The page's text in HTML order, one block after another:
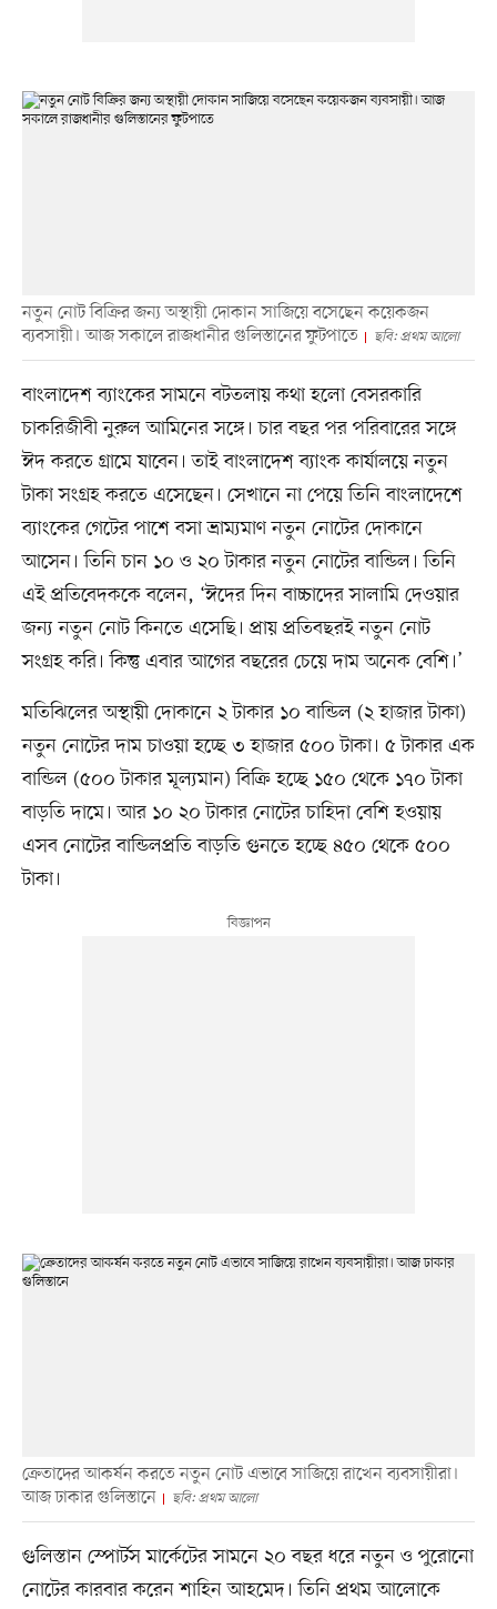
নতুন নোট বিক্রির জন্য অস্থায়ী দোকান সাজিয়ে বসেছেন কয়েকজন
ব্যবসায়ী। আজ সকালে রাজধানীর গুলিস্তানের ফুটপাতে
ছবি: প্রথম আলো
বাংলাদেশ ব্যাংকের সামনে বটতলায় কথা হলো বেসরকারি
চাকরিজীবী নুরুল আমিনের সঙ্গে। চার বছর পর পরিবারের সঙ্গে
ঈদ করতে গ্রামে যাবেন। তাই বাংলাদেশ ব্যাংক কার্যালয়ে নতুন
টাকা সংগ্রহ করতে এসেছেন। সেখানে না পেয়ে তিনি বাংলাদেশে
ব্যাংকের গেটের পাশে বসা ভ্রাম্যমাণ নতুন নোটের দোকানে
আসেন। তিনি চান ১০ ও ২০ টাকার নতুন নোটের বান্ডিল। তিনি
এই প্রতিবেদককে বলেন, ‘ঈদের দিন বাচ্চাদের সালামি দেওয়ার
জন্য নতুন নোট কিনতে এসেছি। প্রায় প্রতিবছরই নতুন নোট
সংগ্রহ করি। কিন্তু এবার আগের বছরের চেয়ে দাম অনেক বেশি।’
মতিঝিলের অস্থায়ী দোকানে ২ টাকার ১০ বান্ডিল (২ হাজার টাকা)
নতুন নোটের দাম চাওয়া হচ্ছে ৩ হাজার ৫০০ টাকা। ৫ টাকার এক
বান্ডিল (৫০০ টাকার মূল্যমান) বিক্রি হচ্ছে ১৫০ থেকে ১৭০ টাকা
বাড়তি দামে। আর ১০ ২০ টাকার নোটের চাহিদা বেশি হওয়ায়
এসব নোটের বান্ডিলপ্রতি বাড়তি গুনতে হচ্ছে ৪৫০ থেকে ৫০০
টাকা।
ক্রেতাদের আকর্ষন করতে নতুন নোট এভাবে সাজিয়ে রাখেন ব্যবসায়ীরা।
আজ ঢাকার গুলিস্তানে
ছবি: প্রথম আলো
গুলিস্তান স্পোর্টস মার্কেটের সামনে ২০ বছর ধরে নতুন ও পুরোনো
নোটের কারবার করেন শাহিন আহমেদ। তিনি প্রথম আলোকে